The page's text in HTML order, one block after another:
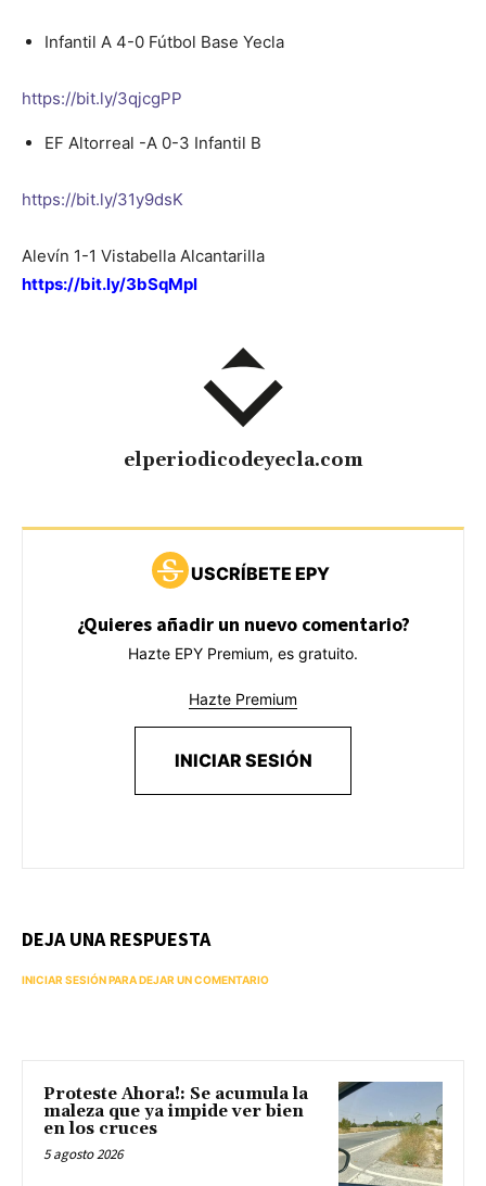
Infantil A 4-0 Fútbol Base Yecla
https://bit.ly/3qjcgPP
EF Altorreal -A 0-3 Infantil B
https://bit.ly/31y9dsK
Alevín 1-1 Vistabella Alcantarilla
https://bit.ly/3bSqMpl
elperiodicodeyecla.com
USCRÍBETE EPY
¿Quieres añadir un nuevo comentario?
Hazte EPY Premium, es gratuito.
Hazte Premium
INICIAR SESIÓN
DEJA UNA RESPUESTA
INICIAR SESIÓN PARA DEJAR UN COMENTARIO
Proteste Ahora!: Se acumula la
maleza que ya impide ver bien
en los cruces
5 agosto 2026